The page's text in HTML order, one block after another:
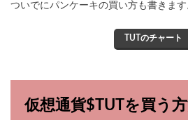
ついでにパンケーキの買い方も書きます
TUTのチャート
仮想通貨$TUTを買う